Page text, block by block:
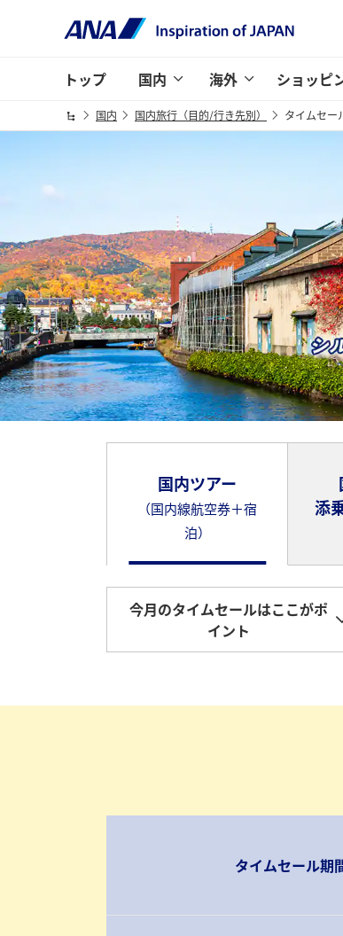
トップ 国内 海外 ショッピ
国内 国内旅行（目的/行き先別） タイムセー
国内ツアー
（国内線航空券＋宿
泊）
添
今月のタイムセールはここがポ
イント
タイムセール期